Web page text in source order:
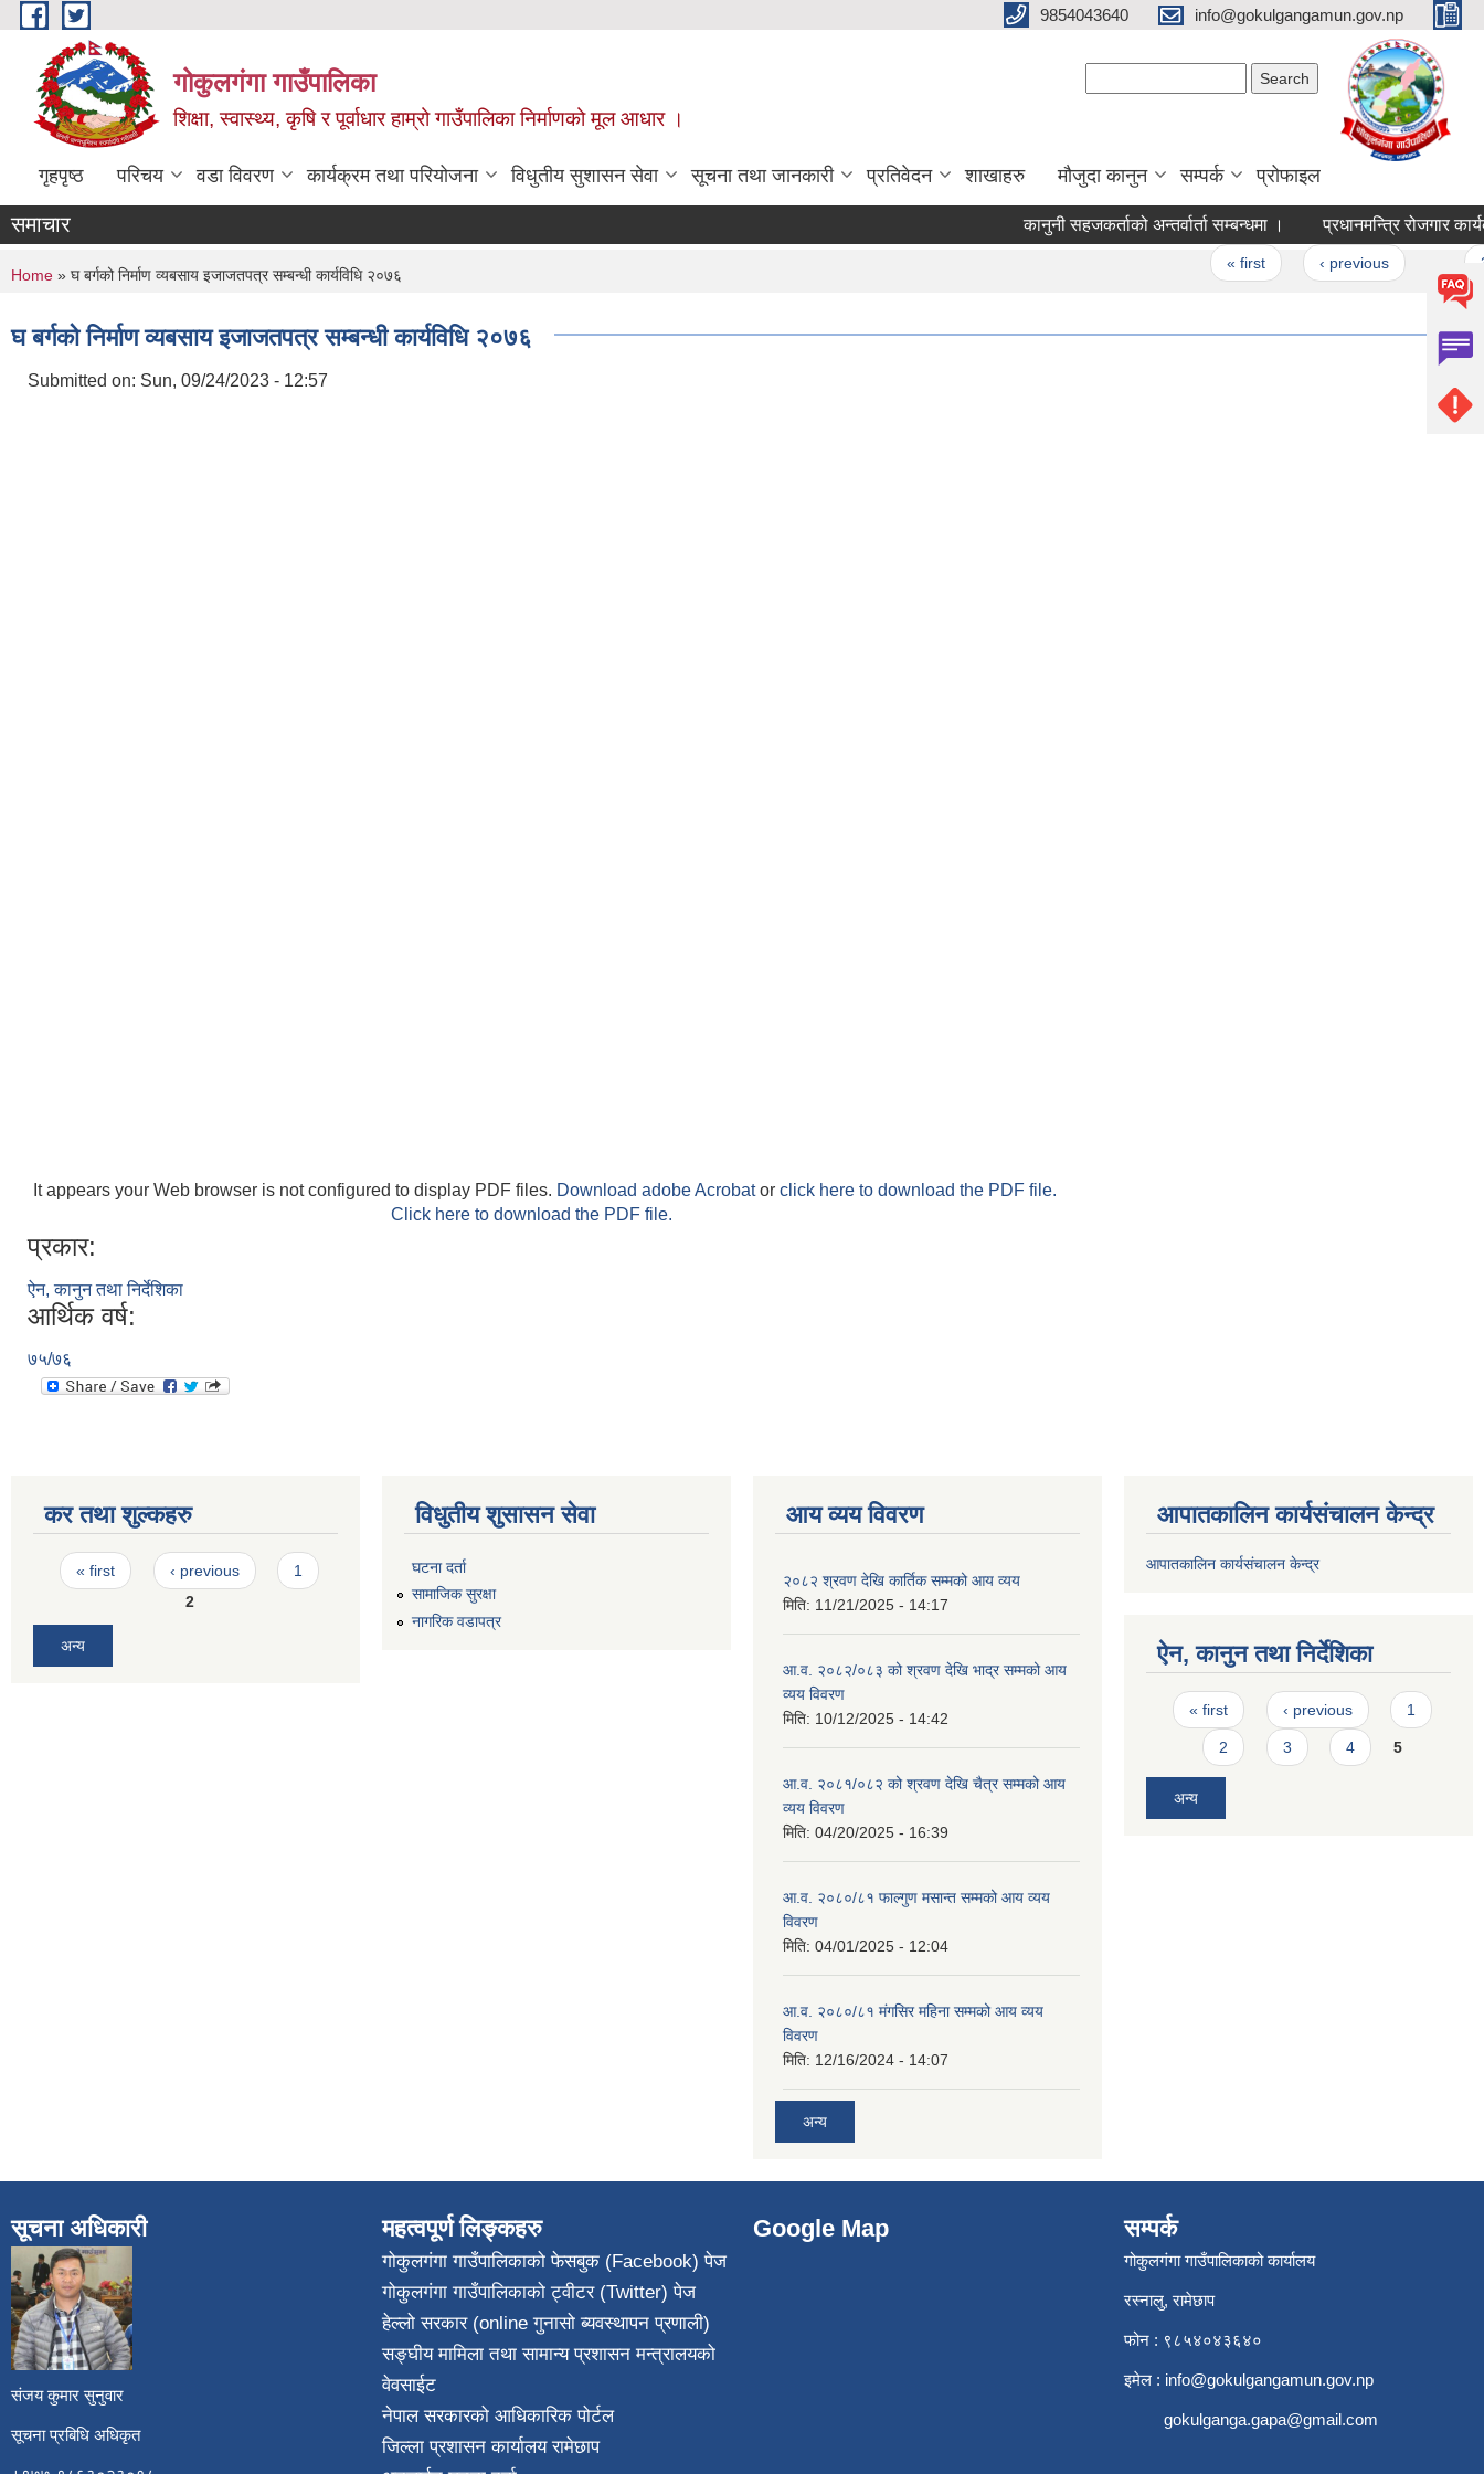
Skip to main content 9854043640 info@gokulgangamun.gov.np
गोकुलगंगा गाउँपालिका
शिक्षा, स्वास्थ्य, कृषि र पूर्वाधार हाम्रो गाउँपालिका निर्माणको मूल आधार ।
गृहपृष्ठ परिचय वडा विवरण कार्यक्रम तथा परियोजना विधुतीय सुशासन सेवा सूचना तथा जानकारी प्रतिवेदन शाखाहरु मौजुदा कानुन सम्पर्क प्रोफाइल
समाचार कानुनी सहजकर्ताको अन्तर्वार्ता सम्बन्धमा । प्रधानमन्त्रि रोजगार
« first ‹ previous
You are here
Home » घ बर्गको निर्माण व्यबसाय इजाजतपत्र सम्बन्धी कार्यविधि २०७६
घ बर्गको निर्माण व्यबसाय इजाजतपत्र सम्बन्धी कार्यविधि २०७६
Submitted on: Sun, 09/24/2023 - 12:57
It appears your Web browser is not configured to display PDF files. Download adobe Acrobator click here to download the PDF file.
Click here to download the PDF file.
प्रकार:
ऐन, कानुन तथा निर्देशिका
आर्थिक वर्ष:
७५/७६
कर तथा शुल्कहरु
Pages
« first ‹ previous
1
2
अन्य
विधुतीय शुसासन सेवा
घटना दर्ता
सामाजिक सुरक्षा
नागरिक वडापत्र
आय व्यय विवरण
२०८२ श्रवण देखि कार्तिक सम्मको आय व्यय
मिति: 11/21/2025 - 14:17
आ.व. २०८२/०८३ को श्रवण देखि भाद्र सम्मको आय
व्यय विवरण
मिति: 10/12/2025 - 14:42
आ.व. २०८१/०८२ को श्रवण देखि चैत्र सम्मको आय
व्यय विवरण
मिति: 04/20/2025 - 16:39
आ.व. २०८०/८१ फाल्गुण मसान्त सम्मको आय व्यय
विवरण
मिति: 04/01/2025 - 12:04
आ.व. २०८०/८१ मंगसिर महिना सम्मको आय व्यय
विवरण
मिति: 12/16/2024 - 14:07
अन्य
आपातकालिन कार्यसंचालन केन्द्र
आपातकालिन कार्यसंचालन केन्द्र
ऐन, कानुन तथा निर्देशिका
Pages
« first ‹ previous 1
2 3 4 5
अन्य
सूचना अधिकारी
संजय कुमार सुनुवार
सूचना प्रबिधि अधिकृत
महत्वपूर्ण लिङ्कहरु
गोकुलगंगा गाउँपालिकाको फेसबुक (Facebook) पेज
गोकुलगंगा गाउँपालिकाको ट्वीटर (Twitter) पेज
हेल्लो सरकार (online गुनासो ब्यवस्थापन प्रणाली)
सङ्घीय मामिला तथा सामान्य प्रशासन मन्त्रालयको
वेवसाईट
नेपाल सरकारको आधिकारिक पोर्टल
जिल्ला प्रशासन कार्यालय रामेछाप
Google Map सम्पर्क
गोकुलगंगा गाउँपालिकाको कार्यालय
रस्नालु, रामेछाप
फोन : ९८५४०४३६४०
इमेल : info@gokulgangamun.gov.np
gokulganga.gapa@gmail.com